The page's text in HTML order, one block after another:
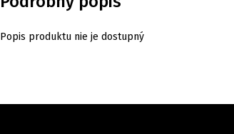
Popis produktu nie je dostupný